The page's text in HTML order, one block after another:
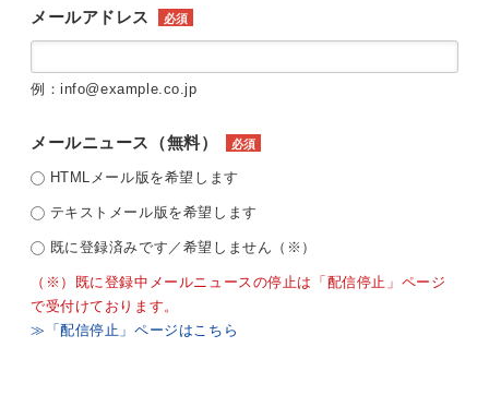
メールアドレス 必須
例：info@example.co.jp
メールニュース（無料） 必須
HTMLメール版を希望します
テキストメール版を希望します
既に登録済みです／希望しません（※）
（※）既に登録中メールニュースの停止は「配信停止」ページ
で受付けております。
≫「配信停止」ページはこちら